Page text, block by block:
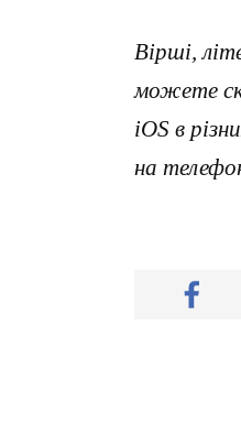
Вірші,
можете
iOS в
на